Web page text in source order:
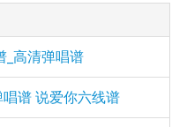
_高清弹唱谱
谱 说爱你六线谱